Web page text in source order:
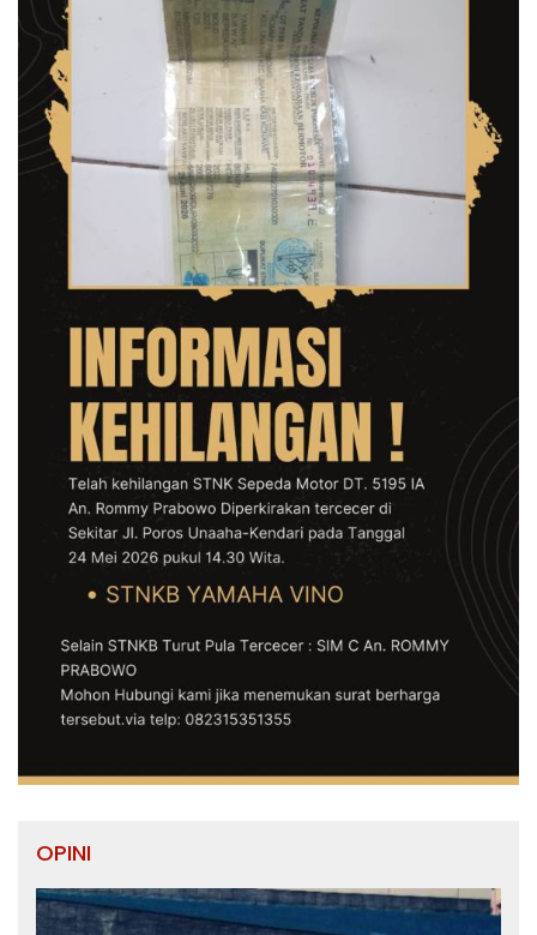
OPINI